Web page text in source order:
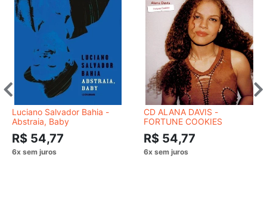
Luciano Salvador Bahia -
Abstraia, Baby
R$ 54,77
CD ALANA DAVIS -
FORTUNE COOKIES
R$ 54,77